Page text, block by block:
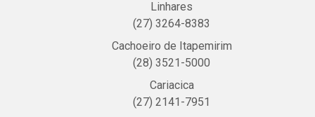
Linhares
(27) 3264-8383
Cachoeiro de Itapemirim
(28) 3521-5000
Cariacica
(27) 2141-7951